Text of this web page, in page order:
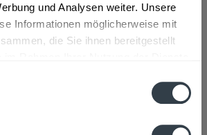
und Analysen weiter. Unsere
Informationen möglicherweise mit
die Sie ihnen bereitgestellt
21926